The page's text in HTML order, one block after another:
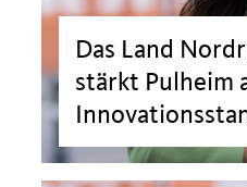
Das Land
stärkt Pulheim